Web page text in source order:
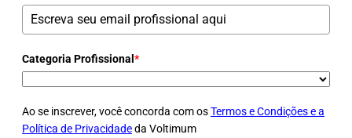
Categoria Profissional *
Ao se inscrever, você concorda com osTermos e Condições e a
Política de Privacidadeda Voltimum